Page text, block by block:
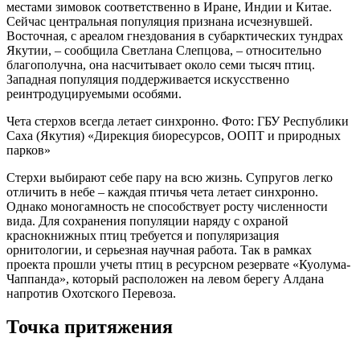
местами зимовок соответственно в Иране, Индии и Китае.
Сейчас центральная популяция признана исчезнувшей.
Восточная, с ареалом гнездования в субарктических тундрах
Якутии, – сообщила Светлана Слепцова, – относительно
благополучна, она насчитывает около семи тысяч птиц.
Западная популяция поддерживается искусственно
реинтродуцируемыми особями.
Чета стерхов всегда летает синхронно. Фото: ГБУ Республики
Саха (Якутия) «Дирекция биоресурсов, ООПТ и природных
парков»
Стерхи выбирают себе пару на всю жизнь. Супругов легко
отличить в небе – каждая птичья чета летает синхронно.
Однако моногамность не способствует росту численности
вида. Для сохранения популяции наряду с охраной
краснокнижных птиц требуется и популяризация
орнитологии, и серьезная научная работа. Так в рамках
проекта прошли учеты птиц в ресурсном резервате «Куолума-
Чаппанда», который расположен на левом берегу Алдана
напротив Охотского Перевоза.
Точка притяжения